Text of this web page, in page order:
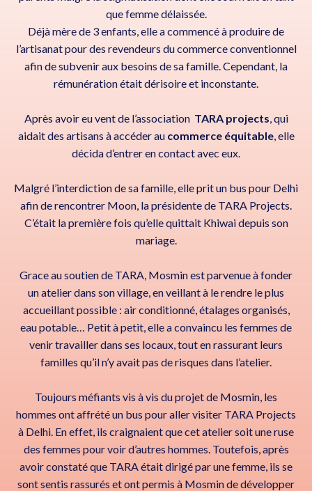
que femme délaissée.
Déjà mère de 3 enfants, elle a commencé à produire de
l’artisanat pour des revendeurs du commerce conventionnel
afin de subvenir aux besoins de sa famille. Cependant, la
rémunération était dérisoire et inconstante.
Après avoir eu vent de l’association TARA projects , qui
aidait des artisans à accéder au commerce équitable, elle
décida d’entrer en contact avec eux.
Malgré l’interdiction de sa famille, elle prit un bus pour Delhi
afin de rencontrer Moon, la présidente de TARA Projects.
C’était la première fois qu’elle quittait Khiwai depuis son
mariage.
Grace au soutien de TARA, Mosmin est parvenue à fonder
un atelier dans son village, en veillant à le rendre le plus
accueillant possible : air conditionné, étalages organisés,
eau potable… Petit à petit, elle a convaincu les femmes de
venir travailler dans ses locaux, tout en rassurant leurs
familles qu’il n’y avait pas de risques dans l’atelier.
Toujours méfiants vis à vis du projet de Mosmin, les
hommes ont affrété un bus pour aller visiter TARA Projects
à Delhi. En effet, ils craignaient que cet atelier soit une ruse
des femmes pour voir d’autres hommes. Toutefois, après
avoir constaté que TARA était dirigé par une femme, ils se
sont sentis rassurés et ont permis à Mosmin de développer